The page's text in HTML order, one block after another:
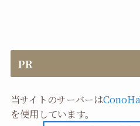
PR
当サイトのサーバーは
を使用しています。